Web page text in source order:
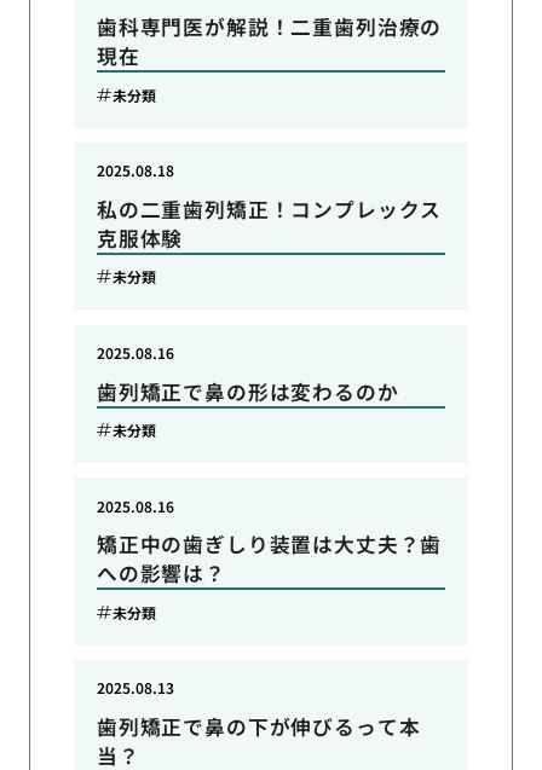
歯科専門医が解説！二重歯列治療の
現在
未分類
私の二重歯列矯正！コンプレックス
克服体験
2025.08.18
未分類
歯列矯正で鼻の形は変わるのか
2025.08.16
未分類
矯正中の歯ぎしり装置は大丈夫？歯
への影響は？
2025.08.16
未分類
歯列矯正で鼻の下が伸びるって本
当？
2025.08.13